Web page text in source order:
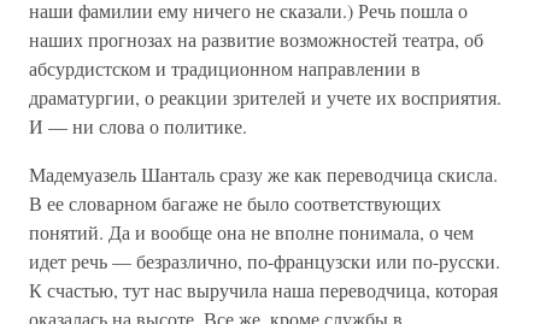
наши фамилии ему ничего не сказали.) Речь пошла о
наших прогнозах на развитие возможностей театра, об
абсурдистском и традиционном направлении в
драматургии, о реакции зрителей и учете их восприятия.
И — ни слова о политике.
Мадемуазель Шанталь сразу же как переводчица скисла.
В ее словарном багаже не было соответствующих
понятий. Да и вообще она не вполне понимала, о чем
идет речь — безразлично, по-французски или по-русски.
К счастью, тут нас выручила наша переводчица, которая
оказалась на высоте. Все же, кроме службы в